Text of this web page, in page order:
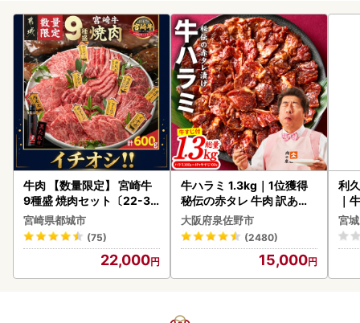
牛肉 【数量限定】 宮崎牛
9種盛 焼肉セット〔22-31
-006-600g〕都城 イチオ
シ!! 牛肉
宮崎県都城市
(75)
22,000
牛ハラミ 1.3kg｜1位獲得
秘伝の赤タレ 牛肉 訳あり
焼肉 BBQ
大阪府泉佐野市
(2480)
15,000
利
｜
宮